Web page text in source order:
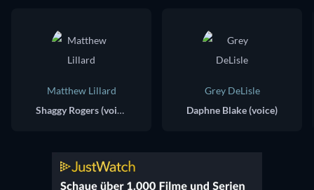
Matthew Lillard
Shaggy Rogers (voice)
Grey DeLisle
Daphne Blake (voice)